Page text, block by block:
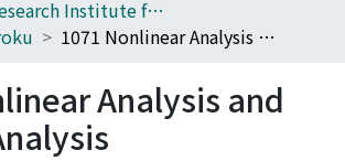
400_Research Institute for Mathematical Sciences
1071 Nonlinear Analysis and Convex Analysis
Analysis and